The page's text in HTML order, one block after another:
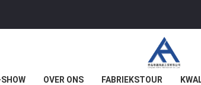
OVER ONS FABRIEKSTOUR